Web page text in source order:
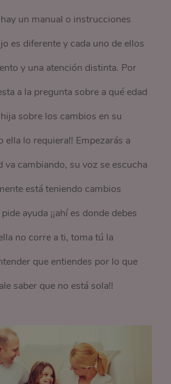
un manual o instrucciones
es diferente y cada uno de ellos
y una atención distinta. Por
a la pregunta sobre a qué edad
sobre los cambios en su
ella lo requiera!! Empezarás a
va cambiando, su voz se escucha
está teniendo cambios
ayuda ¡¡ahí es donde debes
no corre a ti, toma tú la
que entiendes por lo que
saber que no está sola!!